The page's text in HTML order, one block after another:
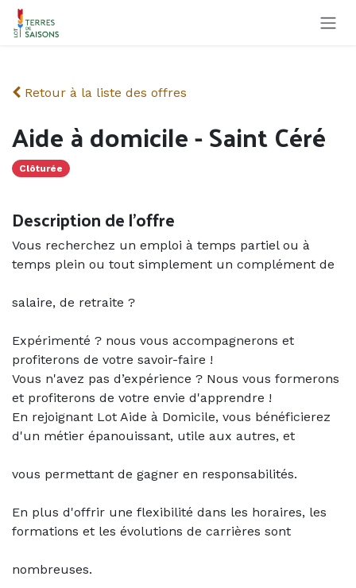
Se rendre au contenu
Retour à la liste des offres
Aide à domicile - Saint Céré
Clôturée
Description de l'offre
Vous recherchez un emploi à temps partiel ou à
temps plein ou tout simplement un complément de
salaire, de retraite ?
Expérimenté ? nous vous accompagnerons et
profiterons de votre savoir-faire !
Vous n'avez pas d’expérience ? Nous vous formerons
et profiterons de votre envie d'apprendre !
En rejoignant Lot Aide à Domicile, vous bénéficierez
d'un métier épanouissant, utile aux autres, et
vous permettant de gagner en responsabilités.
En plus d'offrir une flexibilité dans les horaires, les
formations et les évolutions de carrières sont
nombreuses.